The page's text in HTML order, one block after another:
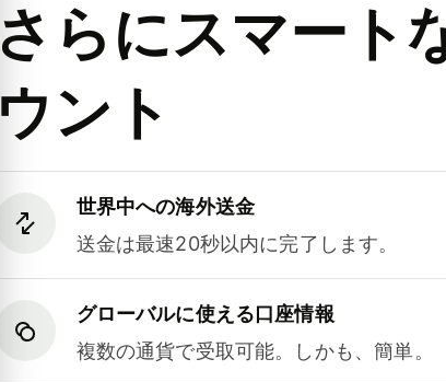
さらにスマート
ウント
世界中への海外送金
送金は最速20秒以内に完了します。
グローバルに使える口座情報
複数の通貨で受取可能。しかも、簡単。